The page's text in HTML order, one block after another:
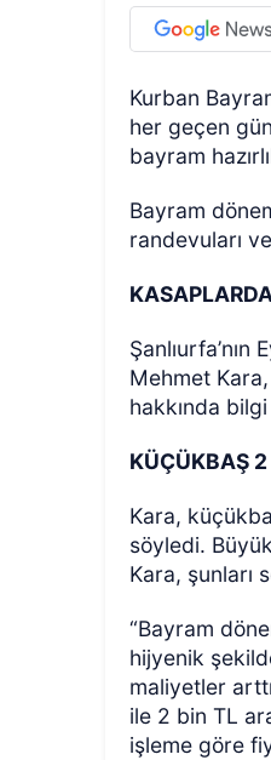
Kurban
her geçen
bayram
Bayram
randevuları
Mehmet
hakkında
KÜÇÜKBAŞ 2
Kara,
söyledi.
Kara, şunları
“Bayram
hijyenik
maliyetler
ile 2 bin TL
işleme göre